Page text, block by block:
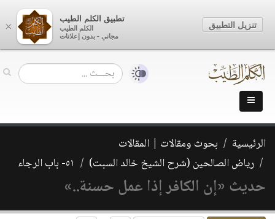
الرئيسية
بحوث ومقالات | المقالات
رياض الصالحين (شرح الشيخ خالد السبت)
٥١- باب الرجاء
حديث «إن الكافر إذا عمل حسنة..»
×
تطبيق الكلم الطيب
الكلم الطيب
مجاني - بدون إعلانات
تنزيل التطبيق